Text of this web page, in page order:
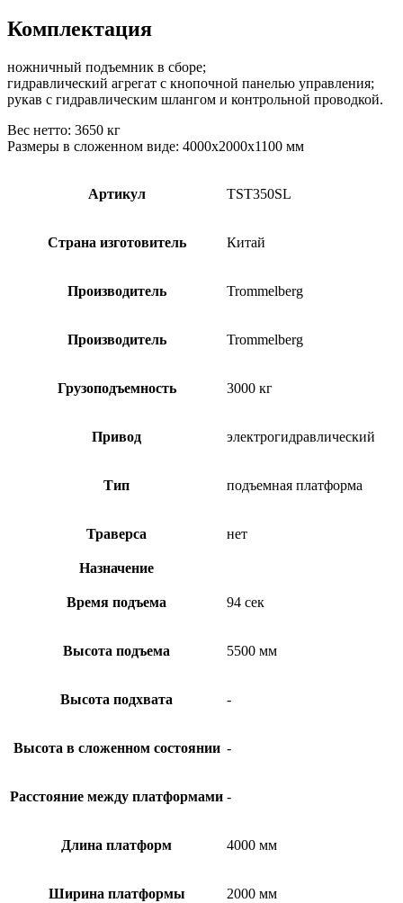
Комплектация
ножничный подъемник в сборе;
гидравлический агрегат с кнопочной панелью управления;
рукав с гидравлическим шлангом и контрольной проводкой.
Вес нетто: 3650 кг
Размеры в сложенном виде: 4000х2000х1100 мм
Артикул TST350SL
Страна изготовитель Китай
Производитель Trommelberg
Производитель Trommelberg
Грузоподъемность 3000 кг
Привод электрогидравлический
Тип подъемная платформа
Траверса нет
Назначение
Время подъема 94 сек
Высота подъема 5500 мм
Высота подхвата -
Высота в сложенном состоянии -
Расстояние между платформами -
Длина платформ 4000 мм
Ширина платформы 2000 мм